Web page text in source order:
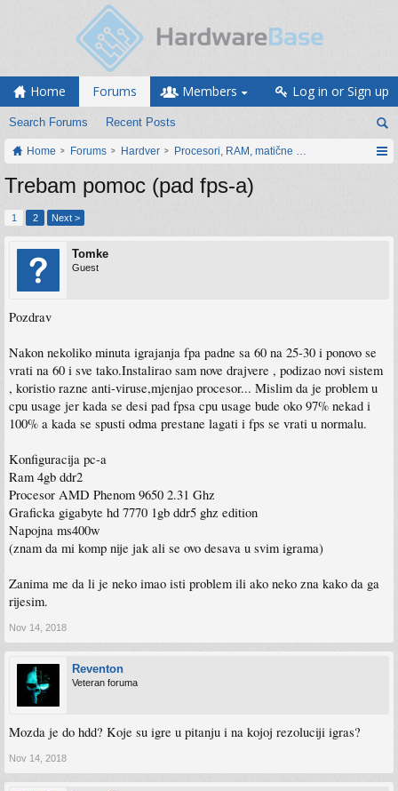
Home Forums
Search Forums Recent Posts
Members Log in or Sign up
Home Forums Hardver Procesori, RAM, matične ploče i grafičke
Trebam pomoc (pad fps-a)
1 2 Next >
Tomke
Guest
Pozdrav
Nakon nekoliko minuta igrajanja fpa padne sa 60 na 25-30 i ponovo se
vrati na 60 i sve tako.Instalirao sam nove drajvere , podizao novi sistem
, koristio razne anti-viruse,mjenjao procesor... Mislim da je problem u
cpu usage jer kada se desi pad fpsa cpu usage bude oko 97% nekad i
100% a kada se spusti odma prestane lagati i fps se vrati u normalu.
Konfiguracija pc-a
Ram 4gb ddr2
Procesor AMD Phenom 9650 2.31 Ghz
Graficka gigabyte hd 7770 1gb ddr5 ghz edition
Napojna ms400w
(znam da mi komp nije jak ali se ovo desava u svim igrama)
Zanima me da li je neko imao isti problem ili ako neko zna kako da ga
rijesim.
Nov 14, 2018
Reventon
Veteran foruma
Mozda je do hdd? Koje su igre u pitanju i na kojoj rezoluciji igras?
Nov 14, 2018